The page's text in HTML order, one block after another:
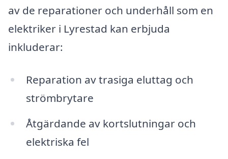
av de reparationer och underhåll som en
elektriker i Lyrestad kan erbjuda
inkluderar:
Reparation av trasiga eluttag och
strömbrytare
Åtgärdande av kortslutningar och
elektriska fel